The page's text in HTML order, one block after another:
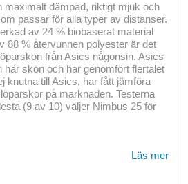
maximalt dämpad, riktigt mjuk och
passar för alla typer av distanser.
av 24 % biobaserat material
88 % återvunnen polyester är det
från Asics någonsin. Asics
här skon och har genomfört flertalet
knutna till Asics, har fått jämföra
på marknaden. Testerna
(9 av 10) väljer Nimbus 25 för
Läs mer